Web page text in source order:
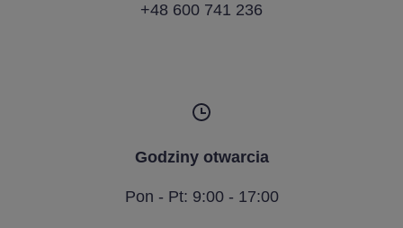
+48 600 741 236
Godziny otwarcia
Pon - Pt: 9:00 - 17:00